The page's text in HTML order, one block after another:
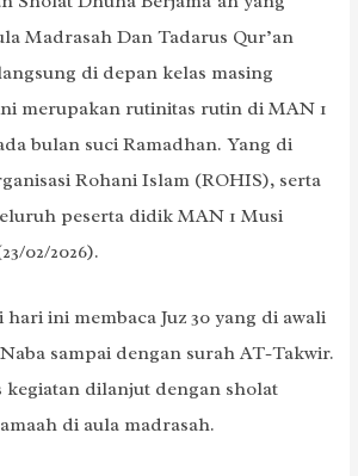
Madrasah Dan Tadarus Qur’an
di depan kelas masing
merupakan rutinitas rutin di MAN 1
bulan suci Ramadhan. Yang di
Rohani Islam (ROHIS), serta
peserta didik MAN 1 Musi
02/2026).
ini membaca Juz 30 yang di awali
sampai dengan surah AT-Takwir.
kegiatan dilanjut dengan sholat
di aula madrasah.